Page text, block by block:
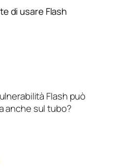
di usare Flash
Flash può
anche sul tubo?